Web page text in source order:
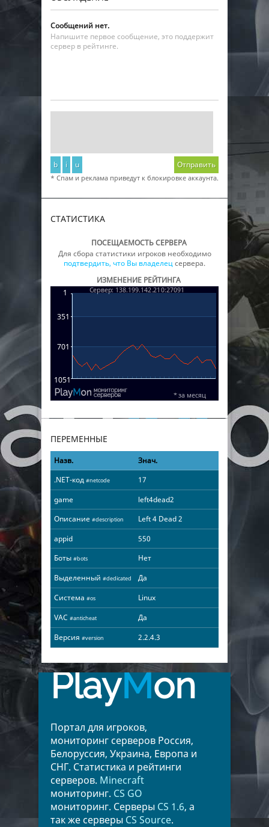
Сообщений нет.
Напишите первое сообщение, это поддержит
сервер в рейтинге.
b i u Отправить
* Спам и реклама приведут к блокировке аккаунта.
СТАТИСТИКА
ПОСЕЩАЕМОСТЬ СЕРВЕРА
Для сбора статистики игроков необходимо
подтвердить, что Вы владелецсервера.
ИЗМЕНЕНИЕ РЕЙТИНГА
ПЕРЕМЕННЫЕ
Назв.
Знач.
.NET-код #netcode
17
game
left4dead2
Описание #description
Left 4 Dead 2
appid
550
Боты #bots
Нет
Выделенный #dedicated
Да
Система #os
Linux
VAC #anticheat
Да
Версия #version 2.2.4.3
PlayMon
Портал для игроков,
мониторинг серверов Россия,
Белоруссия, Украина, Европа и
СНГ. Статистика и рейтинги
серверов. Minecraft
мониторинг. CS GO
мониторинг. Серверы CS 1.6, а
так же серверы CS Source.